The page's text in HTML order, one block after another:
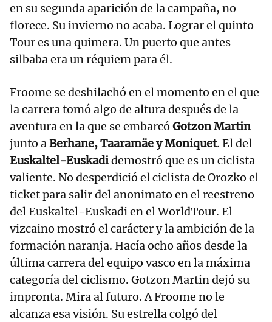
en su segunda aparición de la campaña, no
florece. Su invierno no acaba. Lograr el quinto
Tour es una quimera. Un puerto que antes
silbaba era un réquiem para él.
Froome se deshilachó en el momento en el que
la carrera tomó algo de altura después de la
aventura en la que se embarcó Gotzon Martin
junto aBerhane, Taaramäe y Moniquet. El del
Euskaltel-Euskadidemostró que es un ciclista
valiente. No desperdició el ciclista de Orozko el
ticket para salir del anonimato en el reestreno
del Euskaltel-Euskadi en el WorldTour. El
vizcaino mostró el carácter y la ambición de la
formación naranja. Hacía ocho años desde la
última carrera del equipo vasco en la máxima
categoría del ciclismo. Gotzon Martin dejó su
impronta. Mira al futuro. A Froome no le
alcanza esa visión. Su estrella colgó del